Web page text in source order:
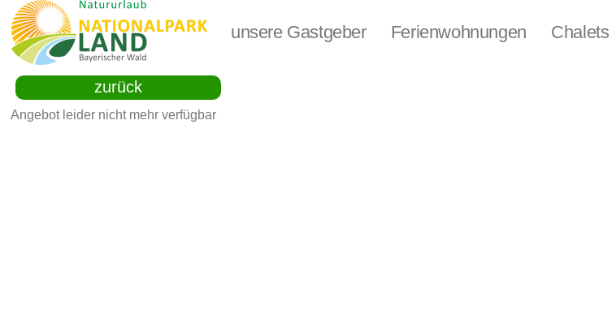
unsere Gastgeber Ferienwohnungen Chalets
zurück
Angebot leider nicht mehr verfügbar